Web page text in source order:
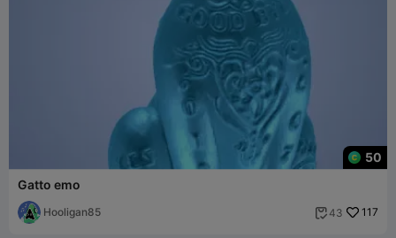
50
Gatto emo
Hooligan85  43 117